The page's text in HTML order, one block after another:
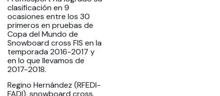
clasificación en 9
ocasiones entre los 30
primeros en pruebas de
Copa del Mundo de
Snowboard cross FIS en la
temporada 2016-2017 y
en lo que llevamos de
2017-2018.
Regino Hernández (RFEDI-
FADI), snowboard cross.